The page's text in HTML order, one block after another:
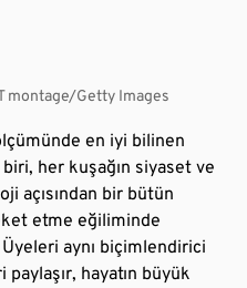
montage/Getty Images
en iyi bilinen
biri, her kuşağın siyaset ve
açısından bir bütün
etme eğiliminde
aynı biçimlendirici
hayatın büyük